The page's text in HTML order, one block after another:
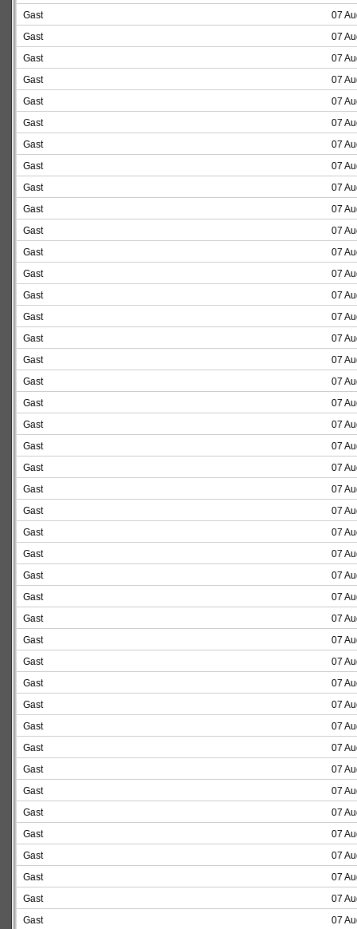
Gast
07
Gast
07
Gast
07
Gast
07
Gast
07
Gast
07
Gast
07
Gast
07
Gast
07
Gast
07
Gast
07
Gast
07
Gast
07
Gast
07
Gast
07
Gast
07
Gast
07
Gast
07
Gast
07
Gast
07
Gast
07
Gast
07
Gast
07
Gast
07
Gast
07
Gast
07
Gast
07
Gast
07
Gast
07
Gast
07
Gast
07
Gast
07
Gast
07
Gast
07
Gast
07
Gast
07
Gast
07
Gast
07
Gast
07
Gast
07
Gast
07
Gast
07
Gast
07